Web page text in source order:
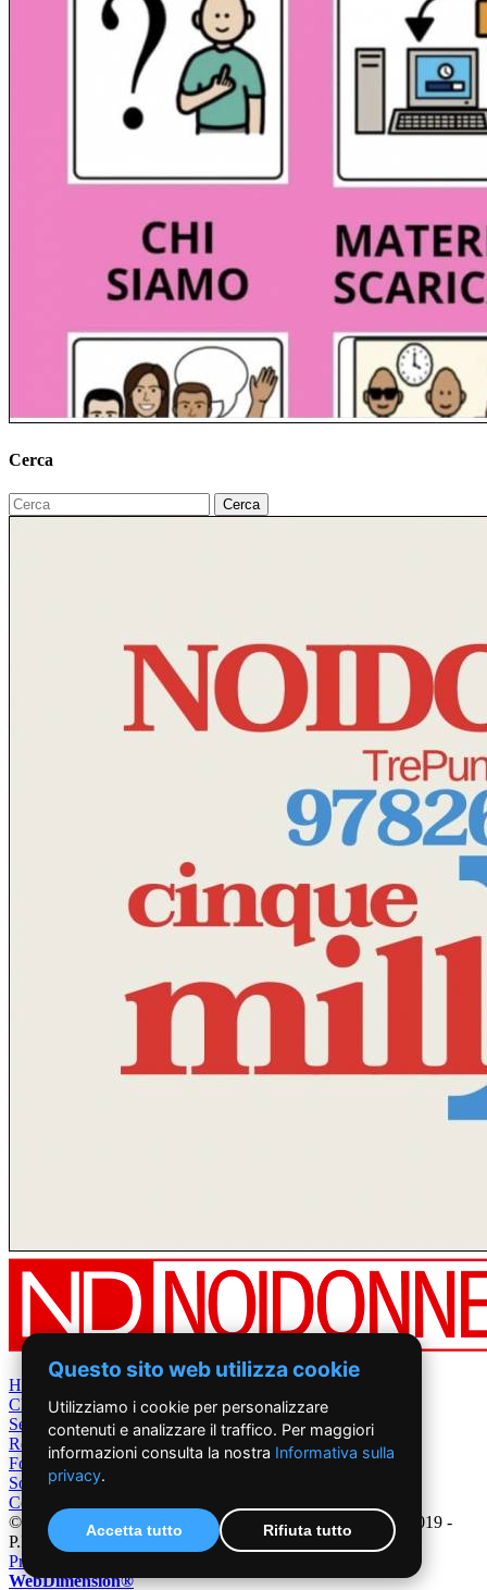
Cerca
Home
Chi Siamo
Settimanale
Rete News
Foto&Video
Sostienici
Contatti
©2019 - NoiDonne - Iscrizione ROC n.33421 del 23 /09/ 2019 -
P.IVA 00878931005
Privacy Policy
WebDimension®
Questo sito web utilizza cookie
Utilizziamo i cookie per personalizzare
contenuti e analizzare il traffico. Per maggiori
informazioni consulta la nostra Informativa sulla
privacy.
Accetta tutto Rifiuta tutto